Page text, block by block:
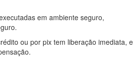
em ambiente seguro,
ou por pix tem liberação imediata, e